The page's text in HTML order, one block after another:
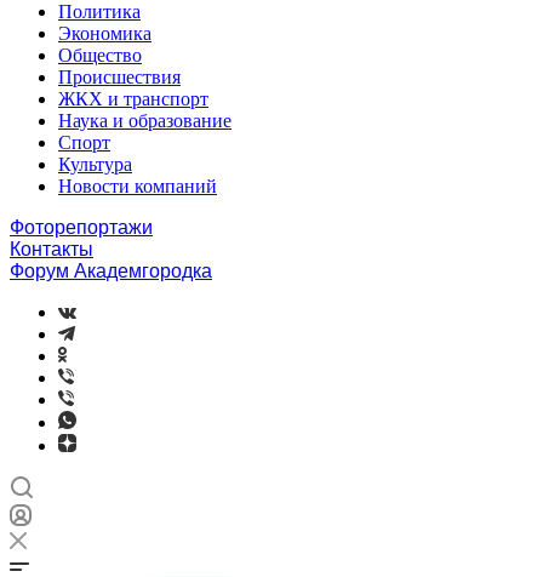
Политика
Экономика
Общество
Происшествия
ЖКХ и транспорт
Наука и образование
Спорт
Культура
Новости компаний
Фоторепортажи
Контакты
Форум Академгородка